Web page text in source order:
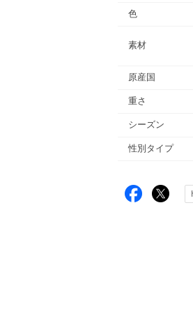
色
素材
原産国
重さ
シーズン
性別タイプ